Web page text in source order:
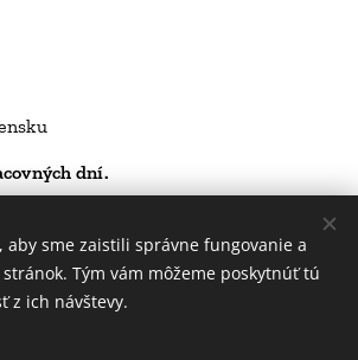
dní.
aby sme zaistili správne fungovanie a
Tým vám môžeme poskytnúť tú
z ich návštevy.